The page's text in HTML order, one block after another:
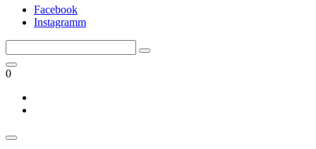
Facebook
Instagramm
0